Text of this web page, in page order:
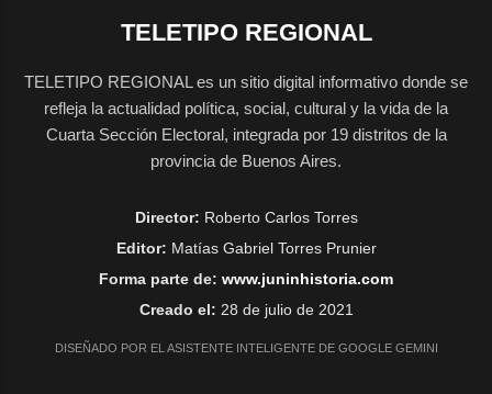
TELETIPO REGIONAL
TELETIPO REGIONAL es un sitio digital informativo donde se
refleja la actualidad política, social, cultural y la vida de la
Cuarta Sección Electoral, integrada por 19 distritos de la
provincia de Buenos Aires.
Director: Roberto Carlos Torres
Editor: Matías Gabriel Torres Prunier
Forma parte de: www.juninhistoria.com
Creado el: 28 de julio de 2021
DISEÑADO POR EL ASISTENTE INTELIGENTE DE GOOGLE GEMINI